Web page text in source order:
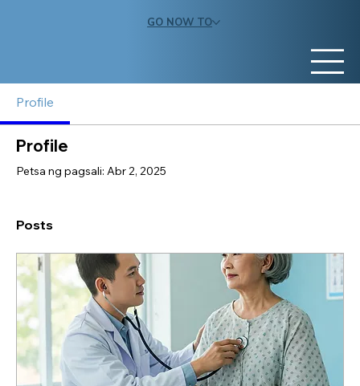
GO NOW TO
Profile
Profile
Petsa ng pagsali: Abr 2, 2025
Posts